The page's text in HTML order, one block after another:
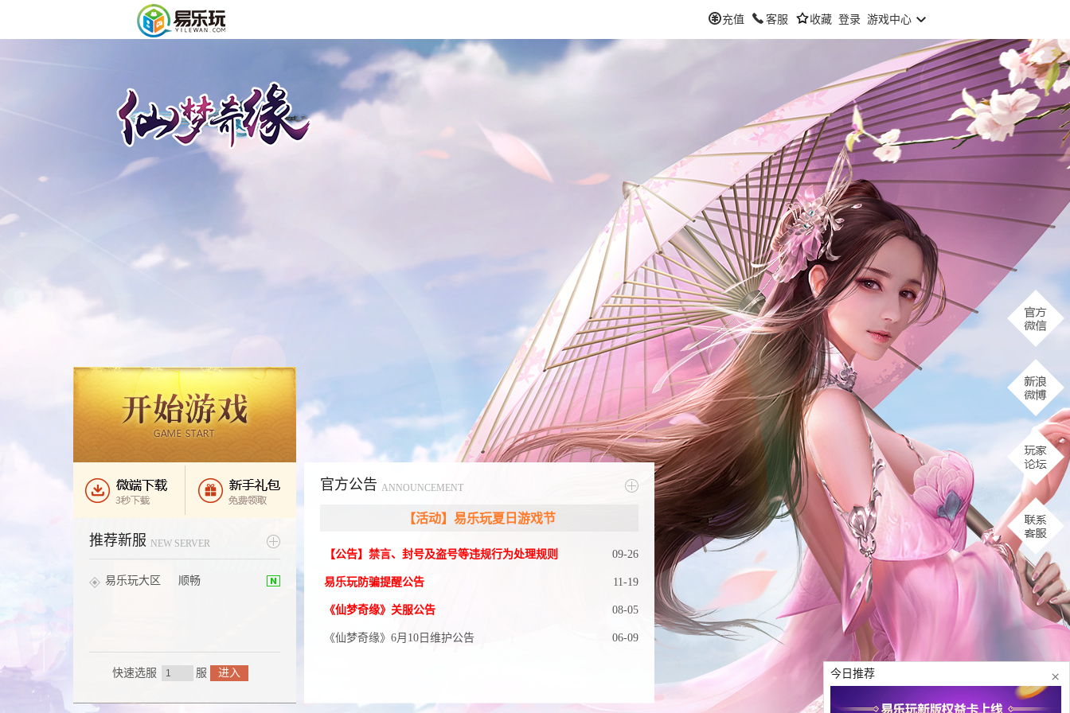
充值 客服 收藏 登录 游戏中心
推荐新服 NEW SERVER
易乐玩大区 顺畅
快速选服 服 进入
官方公告 ANNOUNCEMENT
【活动】易乐玩夏日游戏节
【公告】禁言、封号及盗号等违规行为处理规则 09-26
易乐玩防骗提醒公告 11-19
《仙梦奇缘》关服公告 08-05
《仙梦奇缘》6月10日维护公告 06-09
今日推荐 ×